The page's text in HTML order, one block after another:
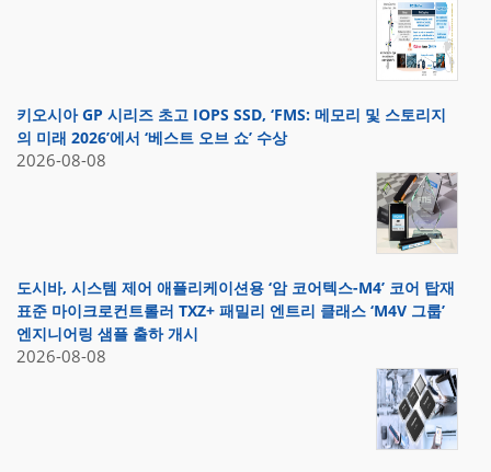
키오시아 GP 시리즈 초고 IOPS SSD, ‘FMS: 메모리 및 스토리지
의 미래 2026’에서 ‘베스트 오브 쇼’ 수상
2026-08-08
도시바, 시스템 제어 애플리케이션용 ‘암 코어텍스-M4’ 코어 탑재
표준 마이크로컨트롤러 TXZ+ 패밀리 엔트리 클래스 ‘M4V 그룹’
엔지니어링 샘플 출하 개시
2026-08-08